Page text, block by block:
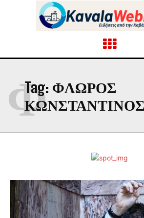
Tag: ΦΛΩΡΟΣ
ΚΩΝΣΤΑΝΤΙΝΟΣ
Φ